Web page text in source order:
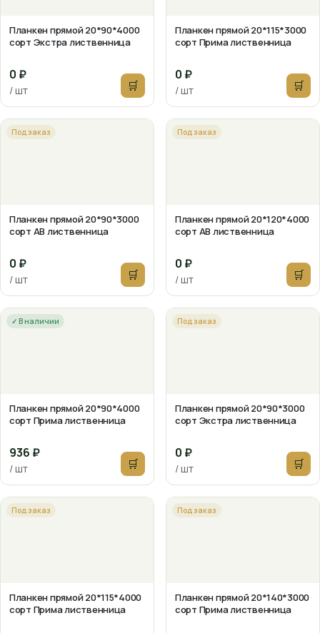
Планкен прямой 20*90*4000
сорт Экстра лиственница
0 ₽
/ шт 🛒
Планкен прямой 20*115*3000
сорт Прима лиственница
0 ₽
/ шт 🛒
Под заказ
Планкен прямой 20*90*3000
сорт АВ лиственница
0 ₽
/ шт 🛒
Под заказ
Планкен прямой 20*120*4000
сорт АВ лиственница
0 ₽
/ шт 🛒
✓ В наличии
Планкен прямой 20*90*4000
сорт Прима лиственница
936 ₽
/ шт 🛒
Под заказ
Планкен прямой 20*90*3000
сорт Экстра лиственница
0 ₽
/ шт 🛒
Под заказ
Планкен прямой 20*115*4000
сорт Прима лиственница
Под заказ
Планкен прямой 20*140*3000
сорт Прима лиственница